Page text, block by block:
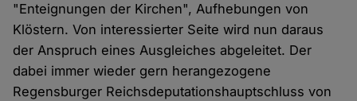
"Enteignungen der Kirchen", Aufhebungen von
Klöstern. Von interessierter Seite wird nun daraus
der Anspruch eines Ausgleiches abgeleitet. Der
dabei immer wieder gern herangezogene
Regensburger Reichsdeputationshauptschluss von